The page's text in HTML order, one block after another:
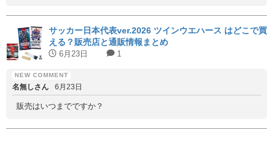
サッカー日本代表ver.2026 ツインウエハース はどこで買
える？販売店と通販情報まとめ
6月23日 1
名無しさん 6月23日
販売はいつまでですか？